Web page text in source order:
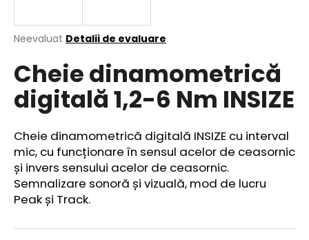
Evaluarea
a
produsului
este
0,0
5
stele.
Neevaluat Detalii de evaluare
Cheie dinamometrică
digitală 1,2-6 Nm INSIZE
Cheie dinamometrică digitală INSIZE cu interval
mic, cu funcționare în sensul acelor de ceasornic
și invers sensului acelor de ceasornic.
Semnalizare sonoră și vizuală, mod de lucru
Peak și Track.
ă
e
o
m
a
n
d
m